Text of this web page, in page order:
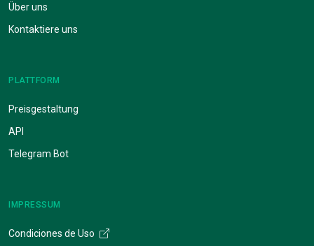
Über uns
Kontaktiere uns
PLATTFORM
Preisgestaltung
API
Telegram Bot
IMPRESSUM
Condiciones de Uso